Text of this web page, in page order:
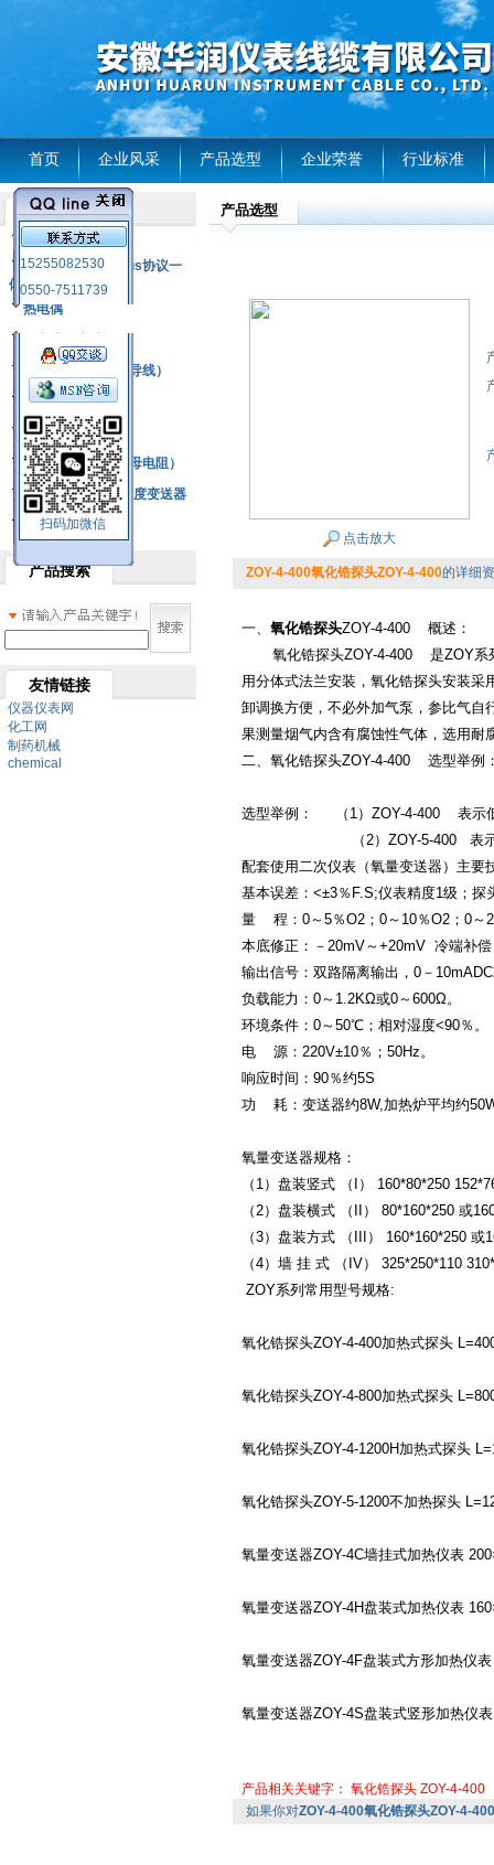
首页 企业风采 产品选型 企业荣誉 行业标准
15255082530
0550-7511739
扫码加微信
产品列表
风电温度传感器
RS485通讯modbus协议一
体化现场智能仪表
热电偶
热电偶补偿电缆（导线）
振动传感器
热电阻
铂热电阻元件（云母电阻）
SBW系列一体化温度变送器
双金属温度计
产品搜索
友情链接
仪器仪表网
化工网
制药机械
chemical
产品选型
点击放大
ZOY-4-400氧化锆探头ZOY-4-400的详细
一、 氧化锆探头ZOY-4-400 概述：
氧化锆探头ZOY-4-400 是ZOY系
用分体式法兰安装，氧化锆探头安装采
卸调换方便，不必外加气泵，参比气自
果测量烟气内含有腐蚀性气体，选用耐
二、 氧化锆探头ZOY-4-400 选型举例
选型举例： （1）ZOY-4-400 表示
（2）ZOY-5-400 表示高温探
配套使用二次仪表（氧量变送器）主要
基本误差：<±3％F.S;仪表精度1级；探
量 程：0～5％O2；0～10％O2；0～
本底修正：－20mV～+20mV 冷端补
输出信号：双路隔离输出，0－
负载能力：0～1.2KΩ或0～600Ω。
环境条件：0～50℃；相对湿度<90％。
电 源：220V±10％；50Hz。
响应时间：90％约5S
功 耗：变送器约8W,加热炉平均约
氧量变送器规格：
（1）盘装竖式 （I） 160*80*250
（2）盘装横式 （II） 80*160*250 或
（3）盘装方式 （III） 160*160*250 或
（4）墙 挂 式 （IV） 325*250*110
ZOY系列常用型号规格:
氧化锆探头ZOY-4-400加热式探头
氧化锆探头ZOY-4-800加热式探头
氧化锆探头ZOY-4-1200H加热式探头
氧化锆探头ZOY-5-1200不加热探头
氧量变送器ZOY-4C墙挂式加热仪表
氧量变送器ZOY-4H盘装式加热仪表
氧量变送器ZOY-4F盘装式方形加热仪
氧量变送器ZOY-4S盘装式竖形加热仪
产品相关关键字： 氧化锆探头 ZOY-4-400
如果你对ZOY-4-400氧化锆探头ZOY-4-400